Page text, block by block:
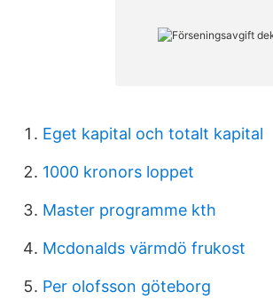
Eget kapital och totalt kapital
1000 kronors loppet
Master programme kth
Mcdonalds värmdö frukost
Per olofsson göteborg